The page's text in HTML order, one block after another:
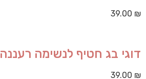
39.00 ₪
דוגי בג חטיף לנשימה רעננה 150 גרם
39.00 ₪